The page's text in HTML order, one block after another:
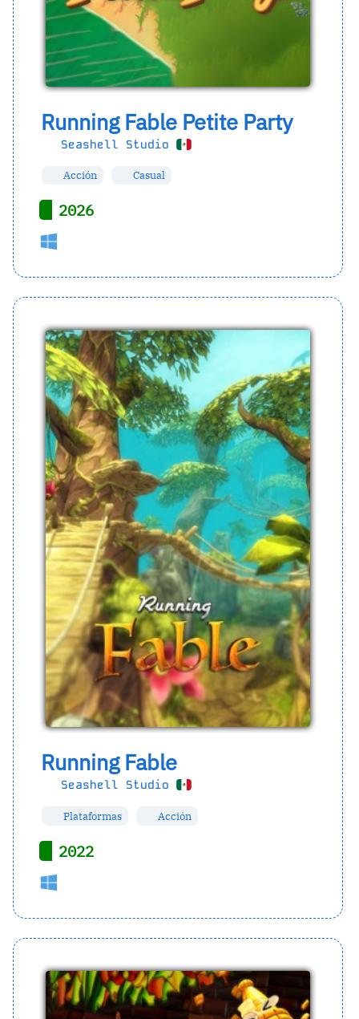
Running Fable Petite Party
Seashell Studio
Acción Casual
2026
Running Fable
Seashell Studio
Plataformas Acción
2022